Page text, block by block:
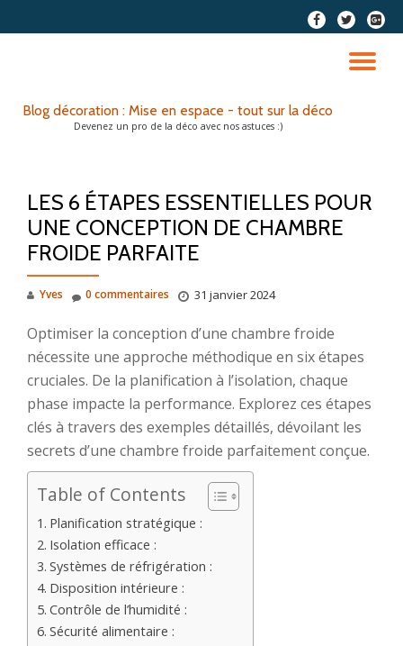
fa-
facebook
fa-
twitter
fa-
plus-
Blog décoration : Mise en espace - tout sur la déco
Devenez un pro de la déco avec nos astuces :)
LES 6 ÉTAPES ESSENTIELLES POUR
UNE CONCEPTION DE CHAMBRE
FROIDE PARFAITE
Yves 31 janvier 2024
0 commentaires
Optimiser la conception d’une chambre froide
nécessite une approche méthodique en six étapes
cruciales. De la planification à l’isolation, chaque
phase impacte la performance. Explorez ces étapes
clés à travers des exemples détaillés, dévoilant les
secrets d’une chambre froide parfaitement conçue.
Table of Contents
Planification stratégique :
Isolation efficace :
Systèmes de réfrigération :
Disposition intérieure :
Contrôle de l’humidité :
Sécurité alimentaire :